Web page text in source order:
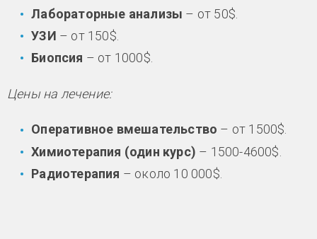
Лабораторные анализы – от 50$.
УЗИ – от 150$.
Биопсия – от 1000$.
Цены на лечение:
Оперативное вмешательство – от 1500$.
Химиотерапия (один курс) – 1500-4600$.
Радиотерапия – около 10 000$.